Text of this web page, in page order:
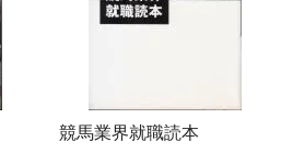
競馬業界就職読本